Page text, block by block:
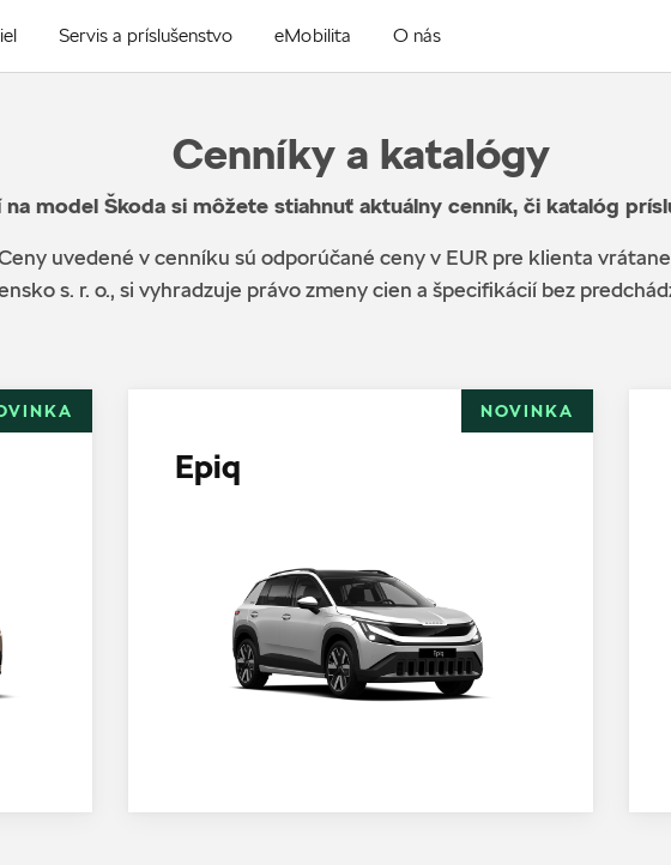
Servis a príslušenstvo eMobilita O nás
Cenníky a katalógy
model Škoda si môžete stiahnuť aktuálny cenník, či katalóg
uvedené v cenníku sú odporúčané ceny v EUR pre klienta
s. r. o., si vyhradzuje právo zmeny cien a špecifikácií bez
NOVINKA
Epiq